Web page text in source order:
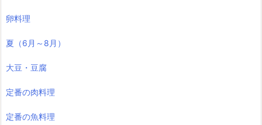
卵料理
夏（6月～8月）
大豆・豆腐
定番の肉料理
定番の魚料理